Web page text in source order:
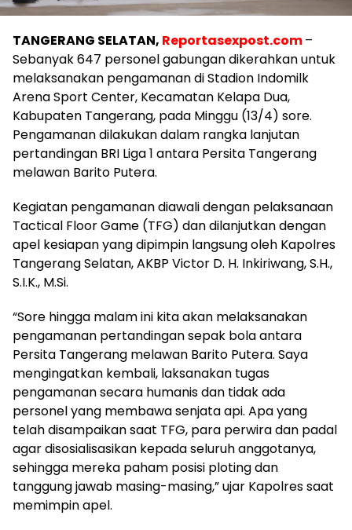
TANGERANG SELATAN, Reportasexpost.com–
Sebanyak 647 personel gabungan dikerahkan untuk
melaksanakan pengamanan di Stadion Indomilk
Arena Sport Center, Kecamatan Kelapa Dua,
Kabupaten Tangerang, pada Minggu (13/4) sore.
Pengamanan dilakukan dalam rangka lanjutan
pertandingan BRI Liga 1 antara Persita Tangerang
melawan Barito Putera.
Kegiatan pengamanan diawali dengan pelaksanaan
Tactical Floor Game (TFG) dan dilanjutkan dengan
apel kesiapan yang dipimpin langsung oleh Kapolres
Tangerang Selatan, AKBP Victor D. H. Inkiriwang, S.H.,
S.I.K., M.Si.
“Sore hingga malam ini kita akan melaksanakan
pengamanan pertandingan sepak bola antara
Persita Tangerang melawan Barito Putera. Saya
mengingatkan kembali, laksanakan tugas
pengamanan secara humanis dan tidak ada
personel yang membawa senjata api. Apa yang
telah disampaikan saat TFG, para perwira dan padal
agar disosialisasikan kepada seluruh anggotanya,
sehingga mereka paham posisi ploting dan
tanggung jawab masing-masing,” ujar Kapolres saat
memimpin apel.